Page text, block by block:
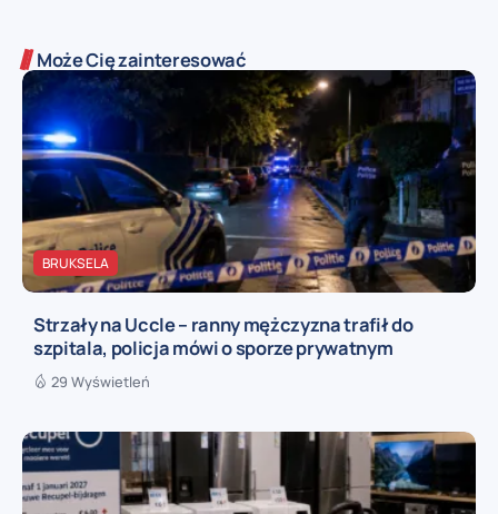
Może Cię zainteresować
BRUKSELA
Strzały na Uccle – ranny mężczyzna trafił do
szpitala, policja mówi o sporze prywatnym
29 Wyświetleń